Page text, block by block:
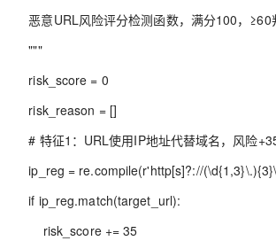
恶意URL风险评分检测函数，满分100，≥60
"""
risk_score = 0
risk_reason = []
# 特征1：URL使用IP地址代替域名，风险
ip_reg = re.compile(r'http[s]?://
if ip_reg.match(target_url):
risk_score += 35